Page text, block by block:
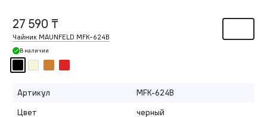
27 590 ₸
Чайник MAUNFELD MFK-624B
В наличии
Артикул
MFK-624B
Цвет
черный